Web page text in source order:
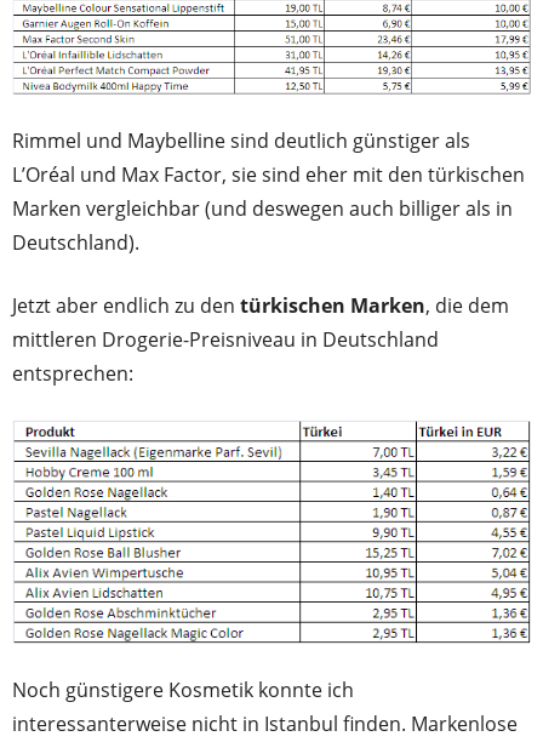
Rimmel und Maybelline sind deutlich günstiger als
L’Oréal und Max Factor, sie sind eher mit den türkischen
Marken vergleichbar (und deswegen auch billiger als in
Deutschland).
Jetzt aber endlich zu den türkischen Marken, die dem
mittleren Drogerie-Preisniveau in Deutschland
entsprechen:
Noch günstigere Kosmetik konnte ich
interessanterweise nicht in Istanbul finden. Markenlose